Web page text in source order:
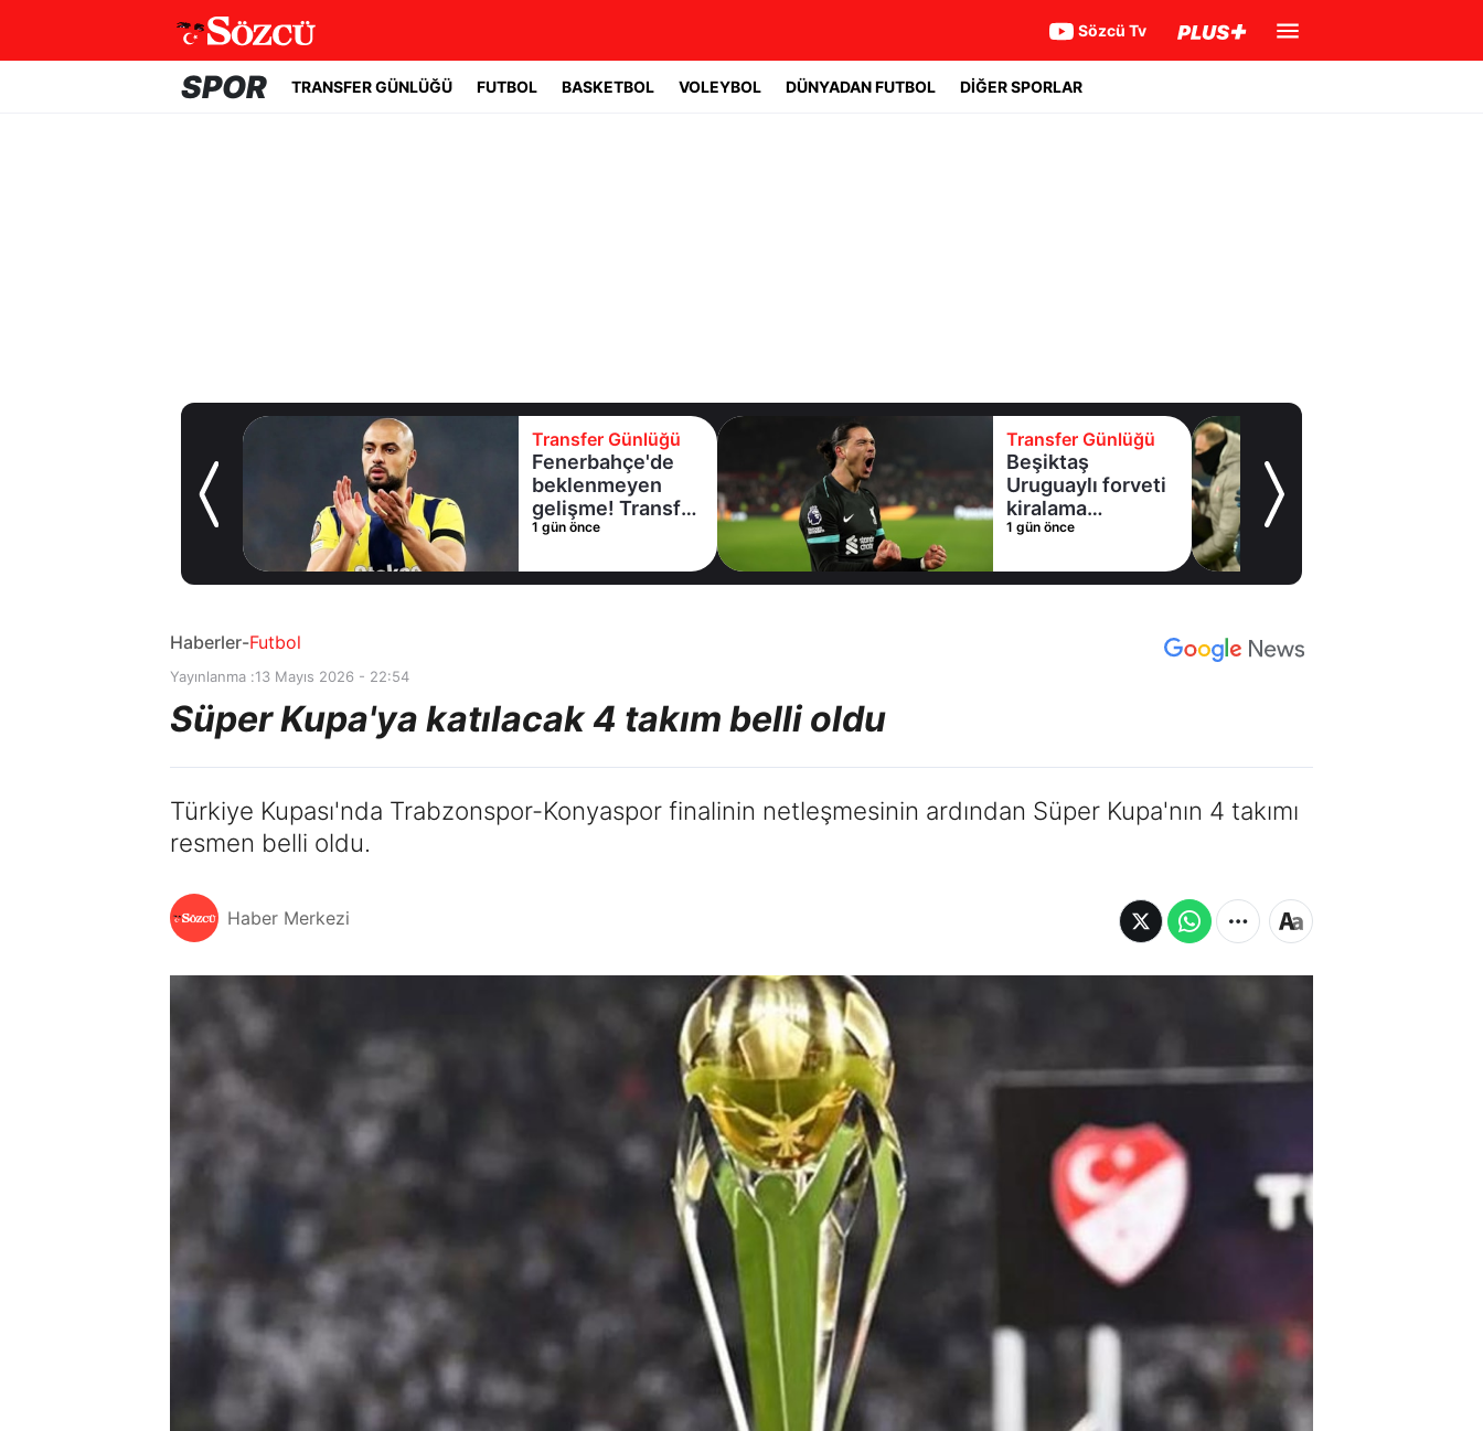
Sözcü Tv
SPOR TRANSFER GÜNLÜĞÜ FUTBOL BASKETBOL VOLEYBOL DÜNYADAN FUTBOL DİĞER SPORLAR
Salah'a kavuştu!
Transfer Günlüğü
Fenerbahçe'de
beklenmeyen
gelişme! Transfer
iptal oldu
1 gün önce
Transfer Günlüğü
Beşiktaş
Uruguaylı forveti
kiralama
konusunda Al
Adım adım Nunez
1 gün önce
Haberler-Futbol
Yayınlanma :13 Mayıs 2026 - 22:54
Süper Kupa'ya katılacak 4 takım belli oldu
Türkiye Kupası'nda Trabzonspor-Konyaspor finalinin netleşmesinin ardından Süper Kupa'nın 4 takımı
resmen belli oldu.
Haber Merkezi